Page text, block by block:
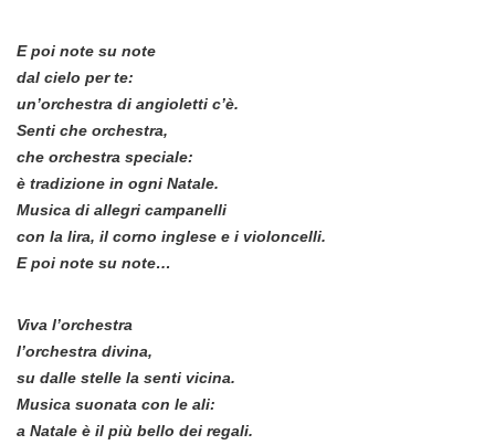
E poi note su note
dal cielo per te:
un’orchestra di angioletti c’è.
Senti che orchestra,
che orchestra speciale:
è tradizione in ogni Natale.
Musica di allegri campanelli
con la lira, il corno inglese e i violoncelli.
E poi note su note…
Viva l’orchestra
l’orchestra divina,
su dalle stelle la senti vicina.
Musica suonata con le ali:
a Natale è il più bello dei regali.